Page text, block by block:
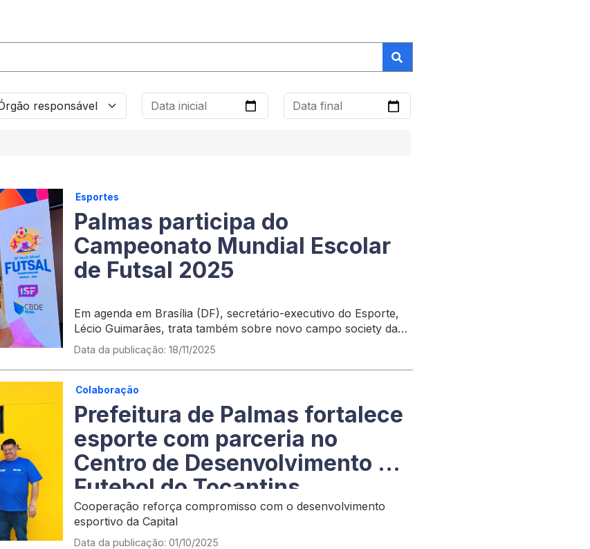
Esportes
Palmas participa do
Campeonato Mundial Escolar
de Futsal 2025
Em agenda em Brasília (DF), secretário-executivo do Esporte,
Lécio Guimarães, trata também sobre novo campo society da
Arno 42
Data da publicação: 18/11/2025
Colaboração
Prefeitura de Palmas fortalece
esporte com parceria no
Centro de Desenvolvimento do
Futebol do Tocantins
Cooperação reforça compromisso com o desenvolvimento
esportivo da Capital
Data da publicação: 01/10/2025